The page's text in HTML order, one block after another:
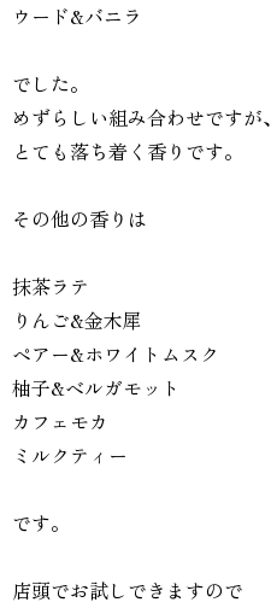
ウード&バニラ
でした。
めずらしい組み合わせですが、
とても落ち着く香りです。
その他の香りは
抹茶ラテ
りんご&金木犀
ペアー&ホワイトムスク
柚子&ベルガモット
カフェモカ
ミルクティー
です。
店頭でお試しできますので